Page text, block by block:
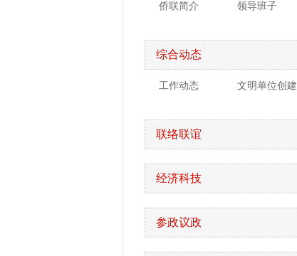
侨联简介 领导班子
综合动态
工作动态 文明单位创建
联络联谊
经济科技
参政议政